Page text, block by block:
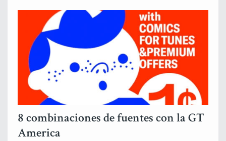
8 combinaciones de fuentes con la GT
America